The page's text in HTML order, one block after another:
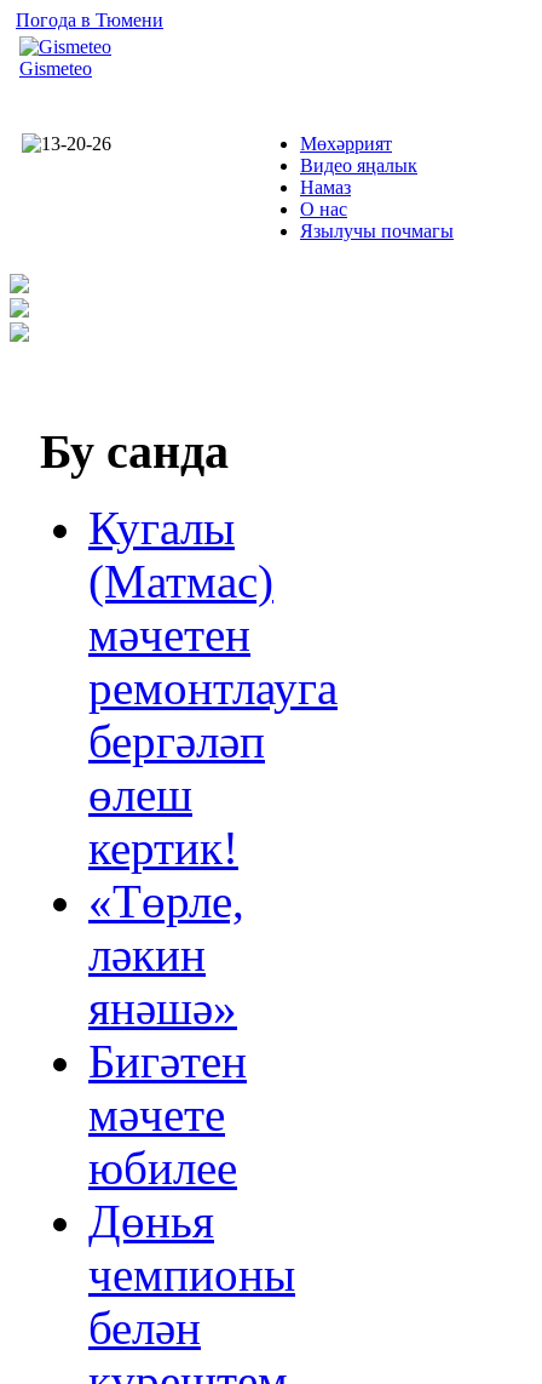
Погода в Тюмени
Gismeteo
Мөхәррият
Видео яңалык
Намаз
О нас
Язылучы почмагы
Бу санда
Кугалы
(Матмас)
мәчетен
ремонтлауга
бергәләп
өлеш
кертик!
«Төрле,
ләкин
янәшә»
Бигәтен
мәчете
юбилее
Дөнья
чемпионы
белән